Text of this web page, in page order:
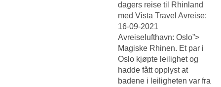
dagers reise til Rhinland
med Vista Travel Avreise:
16-09-2021
Avreiselufthavn: Oslo”>
Magiske Rhinen. Et par i
Oslo kjøpte leilighet og
hadde fått opplyst at
badene i leiligheten var fra